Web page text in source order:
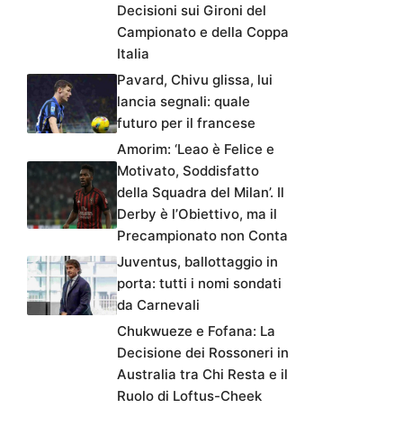
Decisioni sui Gironi del
Campionato e della Coppa
Italia
Pavard, Chivu glissa, lui
lancia segnali: quale
futuro per il francese
Amorim: ‘Leao è Felice e
Motivato, Soddisfatto
della Squadra del Milan’. Il
Derby è l’Obiettivo, ma il
Precampionato non Conta
Juventus, ballottaggio in
porta: tutti i nomi sondati
da Carnevali
Chukwueze e Fofana: La
Decisione dei Rossoneri in
Australia tra Chi Resta e il
Ruolo di Loftus-Cheek